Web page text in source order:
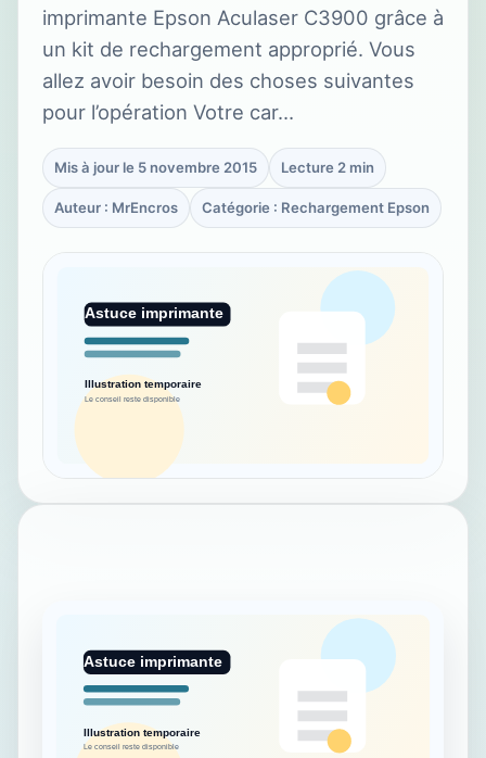
imprimante Epson Aculaser C3900 grâce à
un kit de rechargement approprié. Vous
allez avoir besoin des choses suivantes
pour l’opération Votre car…
Mis à jour le 5 novembre 2015 Lecture 2 min
Auteur : MrEncros Catégorie : Rechargement Epson